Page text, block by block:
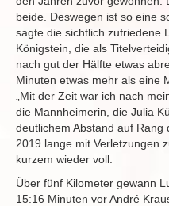
beide. Deswegen ist so eine
sagte die sichtlich zufriedene
Königstein, die als
nach gut der Hälfte etwas
Minuten etwas mehr als eine
„Mit der Zeit war ich nach
die Mannheimerin, die Julia
deutlichem Abstand auf
2019 lange mit Verletzungen
kurzem wieder voll.
Über fünf Kilometer gewann
15:16 Minuten vor André